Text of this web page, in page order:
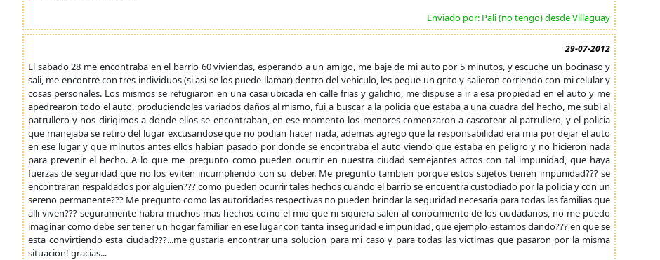
Enviado por: Pali (no tengo) desde Villaguay
29-07-2012
El sabado 28 me encontraba en el barrio 60 viviendas, esperando a un amigo, me baje de mi auto por 5 minutos, y escuche un bocinaso y
sali, me encontre con tres individuos (si asi se los puede llamar) dentro del vehiculo, les pegue un grito y salieron corriendo con mi celular y
cosas personales. Los mismos se refugiaron en una casa ubicada en calle frias y galichio, me dispuse a ir a esa propiedad en el auto y me
apedrearon todo el auto, produciendoles variados daños al mismo, fui a buscar a la policia que estaba a una cuadra del hecho, me subi al
patrullero y nos dirigimos a donde ellos se encontraban, en ese momento los menores comenzaron a cascotear al patrullero, y el policia
que manejaba se retiro del lugar excusandose que no podian hacer nada, ademas agrego que la responsabilidad era mia por dejar el auto
en ese lugar y que minutos antes ellos habian pasado por donde se encontraba el auto viendo que estaba en peligro y no hicieron nada
para prevenir el hecho. A lo que me pregunto como pueden ocurrir en nuestra ciudad semejantes actos con tal impunidad, que haya
fuerzas de seguridad que no los eviten incumpliendo con su deber. Me pregunto tambien porque estos sujetos tienen impunidad??? se
encontraran respaldados por alguien??? como pueden ocurrir tales hechos cuando el barrio se encuentra custodiado por la policia y con un
sereno permanente??? Me pregunto como las autoridades respectivas no pueden brindar la seguridad necesaria para todas las familias que
alli viven??? seguramente habra muchos mas hechos como el mio que ni siquiera salen al conocimiento de los ciudadanos, no me puedo
imaginar como debe ser tener un hogar familiar en ese lugar con tanta inseguridad e impunidad, que ejemplo estamos dando??? en que se
esta convirtiendo esta ciudad???...me gustaria encontrar una solucion para mi caso y para todas las victimas que pasaron por la misma
situacion! gracias...